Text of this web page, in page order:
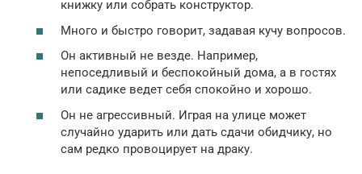
книжку или собрать конструктор.
Много и быстро говорит, задавая кучу вопросов.
Он активный не везде. Например,
непоседливый и беспокойный дома, а в гостях
или садике ведет себя спокойно и хорошо.
Он не агрессивный. Играя на улице может
случайно ударить или дать сдачи обидчику, но
сам редко провоцирует на драку.